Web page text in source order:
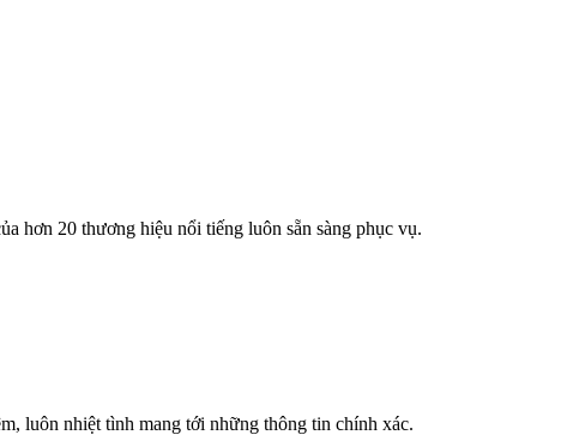
hơn 20 thương hiệu nổi tiếng luôn sẵn sàng phục vụ.
luôn nhiệt tình mang tới những thông tin chính xác.